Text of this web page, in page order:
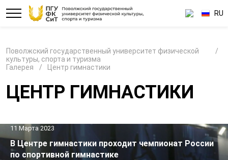
RU
Поволжский государственный университет физической
культуры, спорта и туризма
Галерея
Центр гимнастики
ЦЕНТР ГИМНАСТИКИ
11 Марта 2023
В Центре гимнастики проходит чемпионат России
по спортивной гимнастике